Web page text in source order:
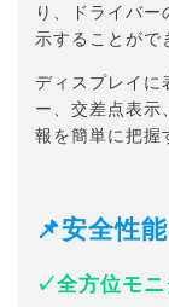
り、ドライバ
示することがで
ディスプレイに
ー、交差点表示
報を簡単に把握
📌安全性能
✓全方位モニ